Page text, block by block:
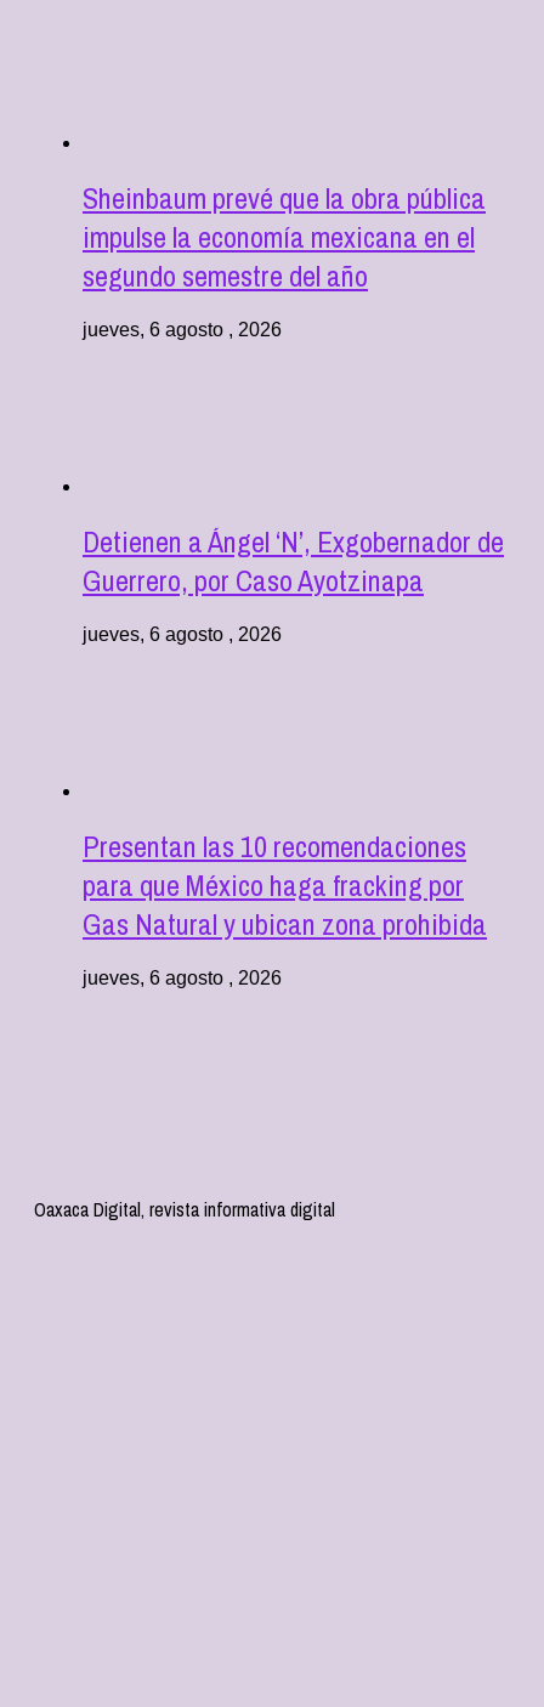
Sheinbaum prevé que la obra pública
impulse la economía mexicana en el
segundo semestre del año
jueves, 6 agosto , 2026
Detienen a Ángel ‘N’, Exgobernador de
Guerrero, por Caso Ayotzinapa
jueves, 6 agosto , 2026
Presentan las 10 recomendaciones
para que México haga fracking por
Gas Natural y ubican zona prohibida
jueves, 6 agosto , 2026
Oaxaca Digital, revista informativa digital